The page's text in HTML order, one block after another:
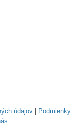
údajov|
Podmienky